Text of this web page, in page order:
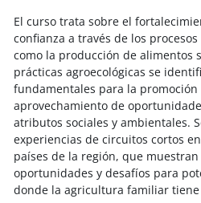
El curso trata sobre el
confianza a través de los
como la producción de alimentos
prácticas agroecológicas se
fundamentales para la promoción
aprovechamiento de
atributos sociales y ambientales.
experiencias de circuitos cortos
países de la región, que muestran
oportunidades y desafíos para
donde la agricultura familiar